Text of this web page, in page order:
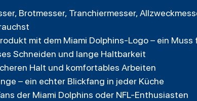
Brotmesser, Tranchiermesser,
mit dem Miami Dolphins-Logo – ein Muss
Schneiden und lange Haltbarkeit
Halt und komfortables Arbeiten
– ein echter Blickfang in jeder Küche
der Miami Dolphins oder NFL-Enthusiasten